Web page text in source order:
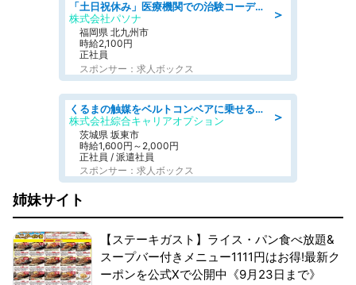
＞
「土日祝休み」医療機関での治験コーディネーターのお仕事/看護師
株式会社パソナ
福岡県 北九州市
時給2,100円
正社員
スポンサー：求人ボックス
＞
くるまの触媒をベルトコンベアに乗せる作業/好条件
株式会社綜合キャリアオプション
茨城県 坂東市
時給1,600円～2,000円
正社員 / 派遣社員
スポンサー：求人ボックス
姉妹サイト
【ステーキガスト】ライス・パン食べ放題&
スープバー付きメニュー1111円はお得!最新ク
ーポンを公式Xで公開中《9月23日まで》